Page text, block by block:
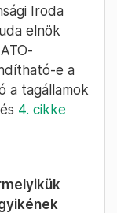
Iroda
elnök
e a
a tagállamok
4. cikke